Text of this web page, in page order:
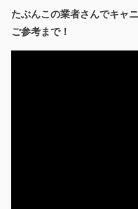
たぶんこの業者さんでキャ
ご参考まで！